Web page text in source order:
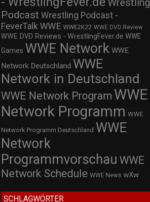
Podcast Wrestling Podcast -
FeverTalk WWE WWE2K22 WWE DVD Review
WWE DVD Reviews - WrestlingFever.de WWE
Games WWE Network WWE
Network Deutschland WWE
Network in Deutschland
WWE Network Program WWE
Network Programm WWE
Network Programm Deutschland WWE
Network
Programmvorschau WWE
Network Schedule WWE News wXw
SCHLAGWÖRTER